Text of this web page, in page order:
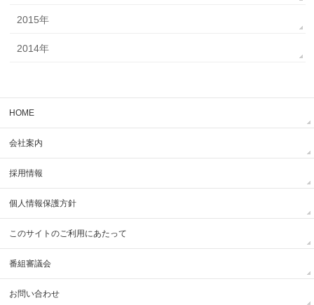
2015年
2014年
HOME
会社案内
採用情報
個人情報保護方針
このサイトのご利用にあたって
番組審議会
お問い合わせ